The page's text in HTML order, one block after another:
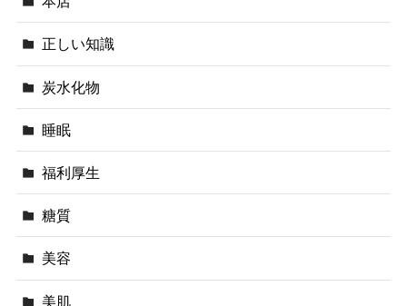
正しい知識
炭水化物
睡眠
福利厚生
糖質
美容
美肌